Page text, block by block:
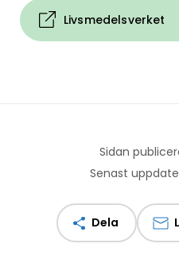
Livsmedelsverket
Sidan
Senast
Dela